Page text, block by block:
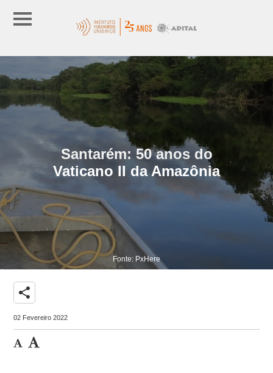
Santarém: 50 anos do
Vaticano II da Amazônia
Fonte: PxHere
share
02 Fevereiro 2022